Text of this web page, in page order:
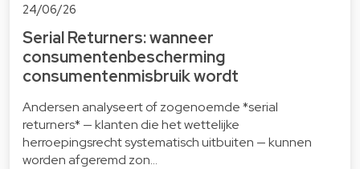
24/06/26
Serial Returners: wanneer
consumentenbescherming
consumentenmisbruik wordt
Andersen analyseert of zogenoemde *serial
returners* — klanten die het wettelijke
herroepingsrecht systematisch uitbuiten — kunnen
worden afgeremd zon…